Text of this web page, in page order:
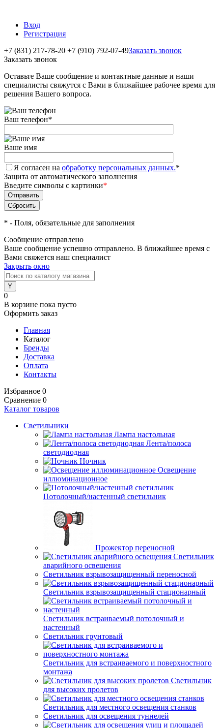
Вход
Регистрация
+7 (831) 217-78-20 +7 (910) 792-07-49Заказать звонок
Заказать звонок
Оставьте Ваше сообщение и контактные данные и наши
специалисты свяжутся с Вами в ближайшее рабочее время для
решения Вашего вопроса.
Ваш телефон*
Ваше имя
Я согласен на обработку персональных данных.*
Защита от автоматического заполнения
Введите символы с картинки*
* - Поля, обязательные для заполнения
Сообщение отправлено
Ваше сообщение успешно отправлено. В ближайшее время с
Вами свяжется наш специалист
Закрыть окно
0
В корзине пока пусто
Оформить заказ
Главная
Каталог
Бренды
Доставка
Оплата
Контакты
Избранное 0
Сравнение 0
Каталог товаров
Светильники
Лампа настольная
Лента/полоса
светодиодная
Ночник
Освещение
иллюминационное
Потолочный/настенный светильник
Прожектор переносной
Светильник
аварийного освещения
Светильник взрывозащищенный переносной
Светильник взрывозащищенный стационарный
Светильник встраиваемый потолочный и
настенный
Светильник грунтовый
Светильник для встраиваемого и поверхностного
монтажа
Светильник
для высоких пролетов
Светильник для местного освещения станков
Светильник для освещения туннелей